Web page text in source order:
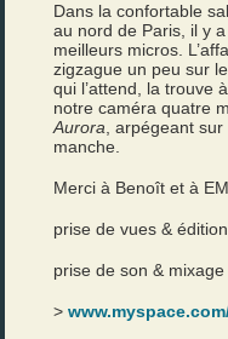
Dans la confortable
au nord de Paris, il y
meilleurs micros.
zigzague un peu sur
qui l’attend, la trouve
notre caméra quatre
Aurora , arpégeant
manche.
Merci à Benoît et à
prise de vues &
prise de son &
>